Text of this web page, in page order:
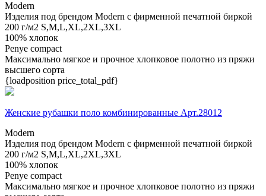
Modern
Изделия под брендом Modern с фирменной печатной биркой
200 г/м2 S,M,L,XL,2XL,3XL
100% хлопок
Penye compact
Максимально мягкое и прочное хлопковое полотно из пряжи
высшего сорта
{loadposition price_total_pdf}
Женские рубашки поло комбинированные Арт.28012
Modern
Изделия под брендом Modern с фирменной печатной биркой
200 г/м2 S,M,L,XL,2XL,3XL
100% хлопок
Penye compact
Максимально мягкое и прочное хлопковое полотно из пряжи